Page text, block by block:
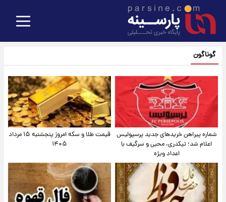
گوناگون
شماره پیراهن خریدهای جدید پرسپولیس
اعلام شد؛ تیکدری، محبی و سرگیف با
اعداد ویژه
قیمت طلا و سکه امروز پنجشنبه ۱۵ مرداد
۱۴۰۵